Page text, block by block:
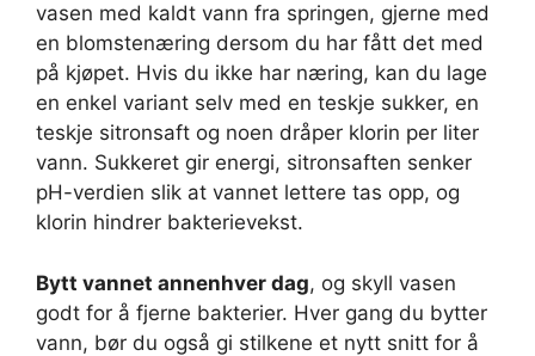
vasen med kaldt vann fra springen, gjerne med
en blomstenæring dersom du har fått det med
på kjøpet. Hvis du ikke har næring, kan du lage
en enkel variant selv med en teskje sukker, en
teskje sitronsaft og noen dråper klorin per liter
vann. Sukkeret gir energi, sitronsaften senker
pH-verdien slik at vannet lettere tas opp, og
klorin hindrer bakterievekst.
Bytt vannet annenhver dag, og skyll vasen
godt for å fjerne bakterier. Hver gang du bytter
vann, bør du også gi stilkene et nytt snitt for å